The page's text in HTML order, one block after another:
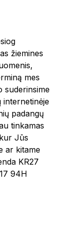
žiemines
mes
suderinsime
internetinėje
padangų
tinkamas
Jūs
ar kitame
KR27
94H